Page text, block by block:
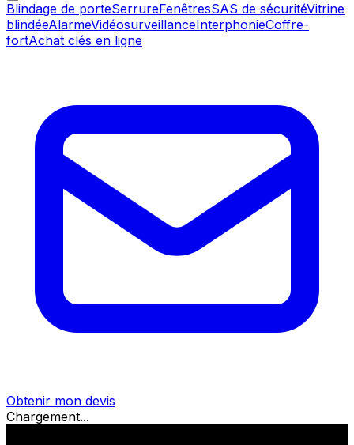
Blindage de porteSerrureFenêtresSAS de sécuritéVitrine
blindéeAlarmeVidéosurveillanceInterphonieCoffre-
fortAchat clés en ligne
Obtenir mon devis
Chargement...